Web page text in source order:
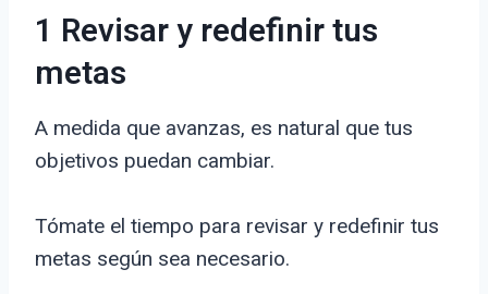
1 Revisar y redefinir tus
metas
A medida que avanzas, es natural que tus
objetivos puedan cambiar.
Tómate el tiempo para revisar y redefinir tus
metas según sea necesario.